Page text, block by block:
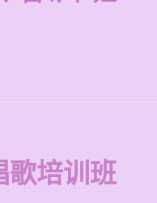
歌培训班